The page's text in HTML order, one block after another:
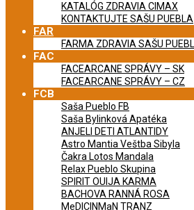
KATALÓG ZDRAVIA CIMAX
KONTAKTUJTE SAŠU PUEBLA
FAR
FARMA ZDRAVIA SAŠU
FAC
FACEARCANE SPRÁVY – SK
FACEARCANE SPRÁVY – CZ
FCB
Saša Pueblo FB
Saša Bylinková Apatéka
ANJELI DETI ATLANTIDY
Astro Mantia Veštba Sibyla
Čakra Lotos Mandala
Relax Pueblo Skupina
SPIRIT OUIJA KARMA
BACHOVA RANNÁ ROSA
MeDICINMaN TRANZ